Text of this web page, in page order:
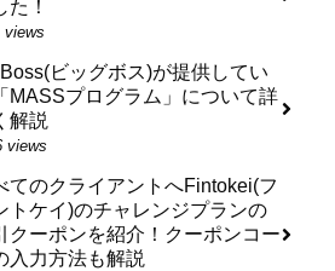
た！
views
ビッグボス)が提供してい
MASSプログラム」について詳
解説
views
てのクライアントへFintokei(フ
トケイ)のチャレンジプランの
クーポンを紹介！クーポンコー
入力方法も解説